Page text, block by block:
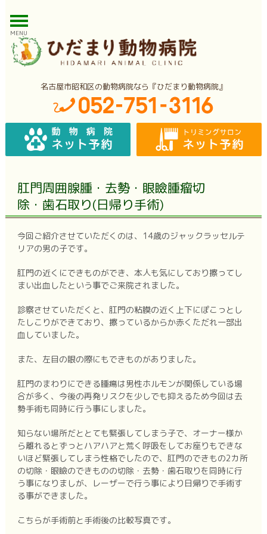
MENU
名古屋市昭和区の動物病院なら『ひだまり動物病院』
肛門周囲腺腫・去勢・眼瞼腫瘤切
除・歯石取り(日帰り手術)
今回ご紹介させていただくのは、14歳のジャックラッセルテ
リアの男の子です。
肛門の近くにできものができ、本人も気にしており擦ってし
まい出血したという事でご来院されました。
診察させていただくと、肛門の粘膜の近く上下にぽこっとし
たしこりができており、擦っているからか赤くただれ一部出
血していました。
また、左目の眼の際にもできものがありました。
肛門のまわりにできる腫瘍は男性ホルモンが関係している場
合が多く、今後の再発リスクを少しでも抑えるため今回は去
勢手術も同時に行う事にしました。
知らない場所だととても緊張してしまう子で、オーナー様か
ら離れるとずっとハアハアと荒く呼吸をしてお座りもできな
いほど緊張してしまう性格でしたので、肛門のできもの2カ所
の切除・眼瞼のできものの切除・去勢・歯石取りを同時に行
う事になりましが、レーザーで行う事により日帰りで手術す
る事ができました。
こちらが手術前と手術後の比較写真です。